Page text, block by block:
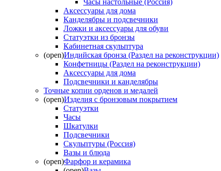
Часы настольные (Россия)
Аксессуары для дома
Канделябры и подсвечники
Ложки и аксессуары для обуви
Статуэтки из бронзы
Кабинетная скульптура
(open)Индийская бронза (Раздел на реконструкции)
Конфетницы (Раздел на реконструкции)
Аксессуары для дома
Подсвечники и канделябры
Точные копии орденов и медалей
(open)Изделия с бронзовым покрытием
Статуэтки
Часы
Шкатулки
Подсвечники
Скульптуры (Россия)
Вазы и блюда
(open)Фарфор и керамика